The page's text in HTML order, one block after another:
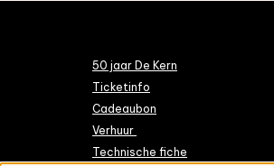
50 jaar De Kern
Ticketinfo
Cadeaubon
Verhuur
Technische fiche